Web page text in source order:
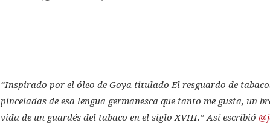
“Inspirado por el óleo de Goya titulado El resguardo de
pinceladas de esa lengua germanesca que tanto me gusta, un
vida de un guardés del tabaco en el siglo XVIII.” Así escribió